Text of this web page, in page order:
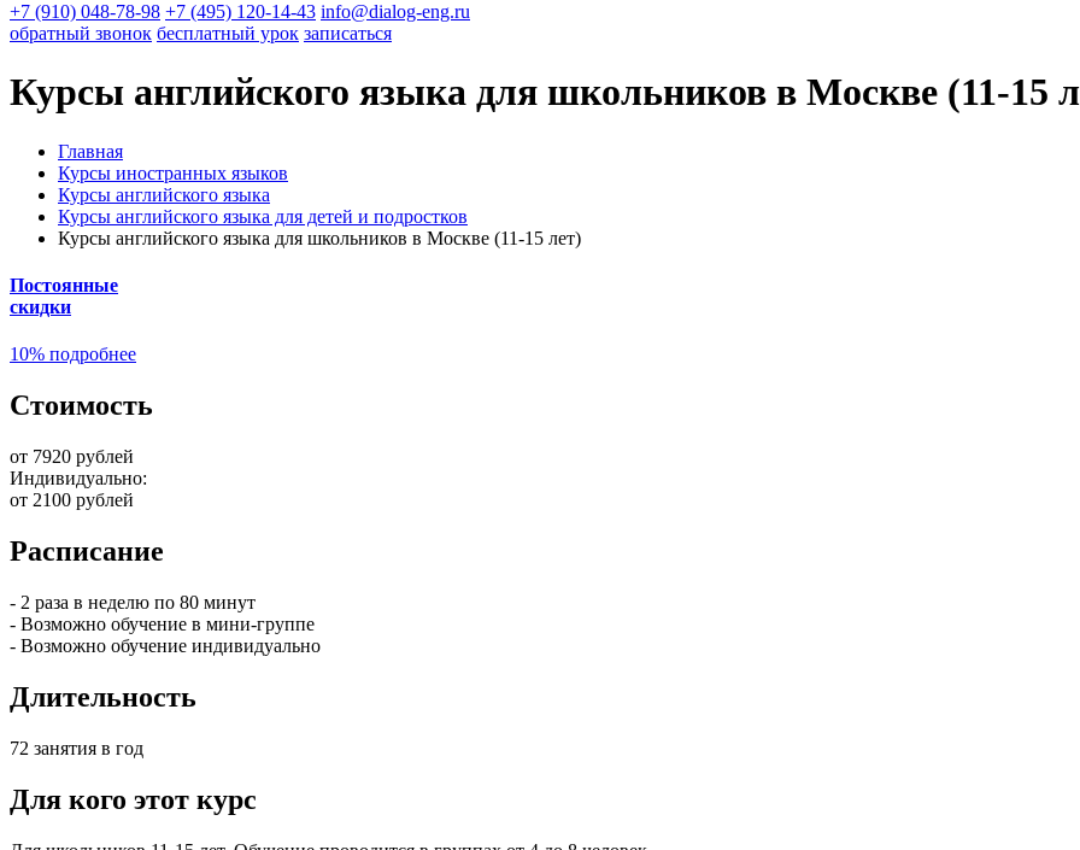
+7 (910) 048-78-98 +7 (495) 120-14-43 info@dialog-eng.ru
обратный звонок бесплатный урок записаться
Курсы английского языка для школьников в Москве (11-15
Главная
Курсы иностранных языков
Курсы английского языка
Курсы английского языка для детей и подростков
Курсы английского языка для школьников в Москве (11-15 лет)
Постоянные
скидки
10% подробнее
Стоимость
от 7920 рублей
Индивидуально:
от 2100 рублей
Расписание
- 2 раза в неделю по 80 минут
- Возможно обучение в мини-группе
- Возможно обучение индивидуально
Длительность
72 занятия в год
Для кого этот курс